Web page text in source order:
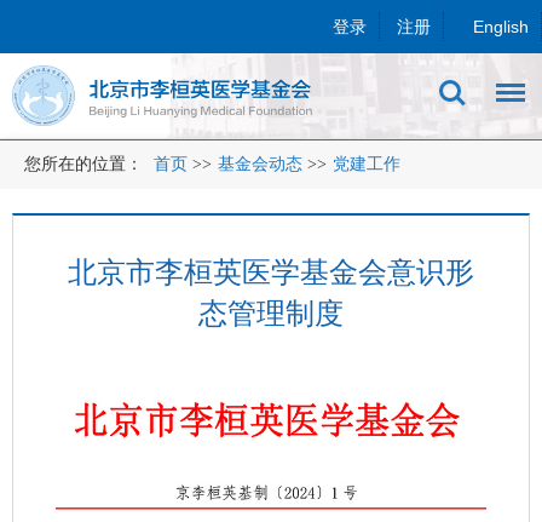
登录 注册 English
您所在的位置： 首页 >> 基金会动态 >> 党建工作
北京市李桓英医学基金会意识形
态管理制度